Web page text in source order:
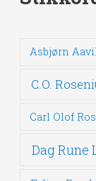
Asbjørn
C.O.
Carl Olof
Dag Rune